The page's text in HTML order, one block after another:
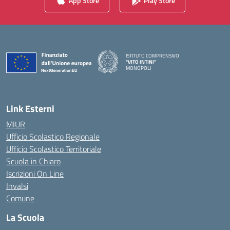
ISTITUTO COMPRENSIVO
"VITO INTINI"
MONOPOLI
Link Esterni
MIUR
Ufficio Scolastico Regionale
Ufficio Scolastico Territoriale
Scuola in Chiaro
Iscrizioni On Line
Invalsi
Comune
La Scuola